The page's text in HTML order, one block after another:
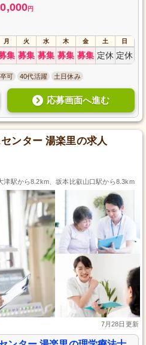
円
月 火 水 木 金 土 日
集 募集 募集 募集 募集 定休 定休
可 40代活躍 土日休み
応募画面へ進む
ンター 湯楽里の求人
津駅から8.2km、坂本比叡山口駅から8.3km
7月28日更新